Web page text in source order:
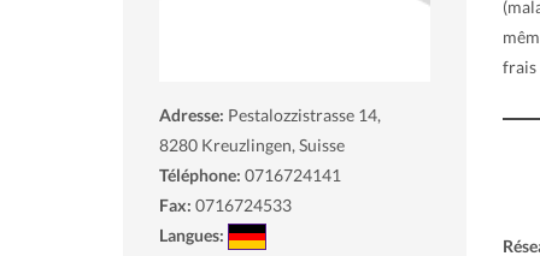
Adresse: Pestalozzistrasse 14,
8280 Kreuzlingen, Suisse
Téléphone: 0716724141
Fax: 0716724533
Langues:
frais